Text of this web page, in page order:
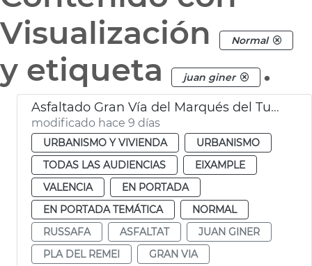
Visualización
Normal
y etiqueta juan giner .
Asfaltado Gran Vía del Marqués del Turia València
modificado hace 9 días
URBANISMO Y VIVIENDA
URBANISMO
TODAS LAS AUDIENCIAS
EIXAMPLE
VALENCIA
EN PORTADA
EN PORTADA TEMÁTICA
NORMAL
RUSSAFA
ASFALTAT
JUAN GINER
PLA DEL REMEI
GRAN VIA